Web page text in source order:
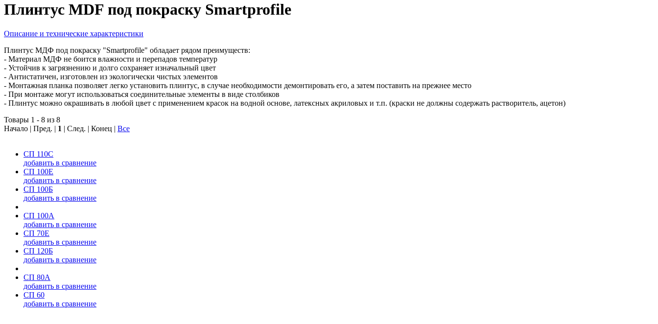
Плинтус MDF под покраску Smartprofile
Описание и технические характеристики
Плинтус МДФ под покраску "Smartprofile" обладает рядом преимуществ:
- Материал МДФ не боится влажности и перепадов температур
- Устойчив к загрязнению и долго сохраняет изначальный цвет
- Антистатичен, изготовлен из экологически чистых элементов
- Монтажная планка позволяет легко установить плинтус, в случае необходимости демонтировать его, а затем поставить на прежнее место
- При монтаже могут использоваться соединительные элементы в виде столбиков
- Плинтус можно окрашивать в любой цвет с применением красок на водной основе, латексных акриловых и т.п. (краски не должны содержать растворитель, ацетон)
Товары 1 - 8 из 8
Начало | Пред. | 1 | След. | Конец | Все
СП 110С
добавить в сравнение
СП 100Е
добавить в сравнение
СП 100Б
добавить в сравнение
СП 100А
добавить в сравнение
СП 70Е
добавить в сравнение
СП 120Б
добавить в сравнение
СП 80А
добавить в сравнение
СП 60
добавить в сравнение